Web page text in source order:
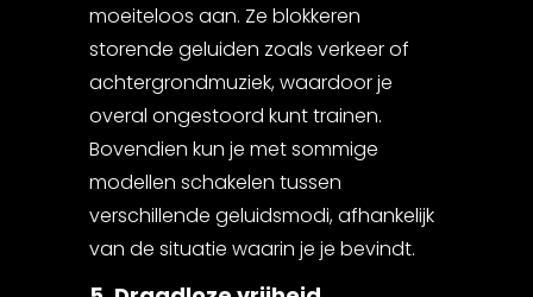
moeiteloos aan. Ze blokkeren
storende geluiden zoals verkeer of
achtergrondmuziek, waardoor je
overal ongestoord kunt trainen.
Bovendien kun je met sommige
modellen schakelen tussen
verschillende geluidsmodi, afhankelijk
van de situatie waarin je je bevindt.